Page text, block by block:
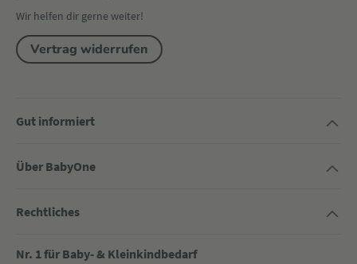
Wir helfen dir gerne weiter!
Vertrag widerrufen
Gut informiert
Über BabyOne
Rechtliches
Nr. 1 für Baby- & Kleinkindbedarf